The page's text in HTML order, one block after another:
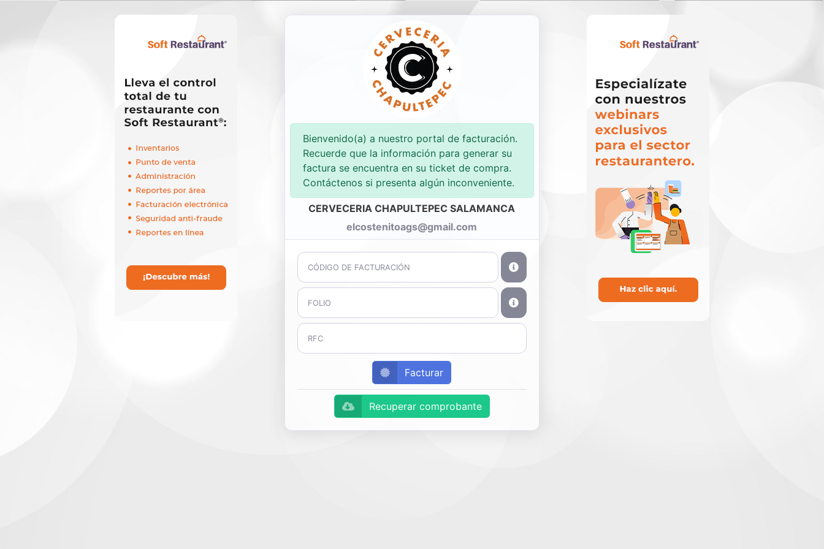
Bienvenido(a) a nuestro portal de facturación.
Recuerde que la información para generar su
factura se encuentra en su ticket de compra.
Contáctenos si presenta algún inconveniente.
CERVECERIA CHAPULTEPEC SALAMANCA
elcostenitoags@gmail.com
Facturar
Recuperar comprobante
Consultar
Nueva Factura